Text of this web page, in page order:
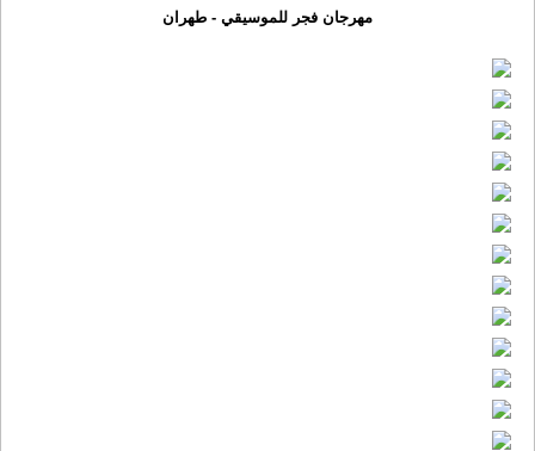
مهرجان فجر للموسیقي - طهران